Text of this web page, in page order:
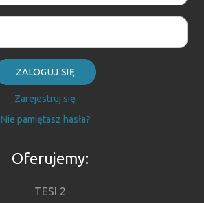
ZALOGUJ SIĘ
Zarejestruj się
Nie pamiętasz hasła?
Oferujemy:
TESI 2